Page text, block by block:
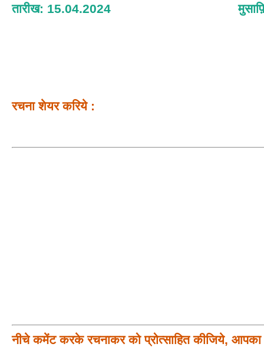
तारीख: 15.04.2024
रचना शेयर करिये :
नीचे कमेंट करके रचनाकर को प्रोत्साहित कीजिये, आपका